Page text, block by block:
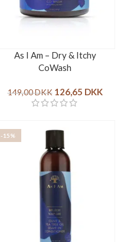
As I Am – Dry & Itchy
CoWash
149,00DKK 126,65 DKK
-15%